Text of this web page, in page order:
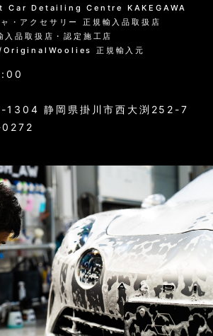
プー洗車
護層
浄
ヤハウスなど
インナー）の洗浄
通常カラー）
マットカラー）
Car Detailing Centre KAKEGAWA
・アクセサリー 正規輸入品取扱店
品取扱店・認定施工店
正規輸入元
1304 静岡県掛川市西大渕252-7